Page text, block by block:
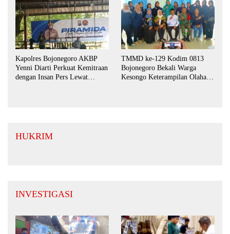
Kapolres Bojonegoro AKBP
Yenni Diarti Perkuat Kemitraan
dengan Insan Pers Lewat
TMMD ke-129 Kodim 0813
Bojonegoro Bekali Warga
Kesongo Keterampilan Olahan
HUKRIM
INVESTIGASI